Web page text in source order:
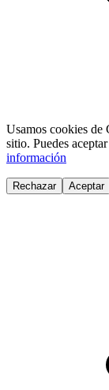
Usamos cookies de
sitio. Puedes
información
Rechazar Aceptar